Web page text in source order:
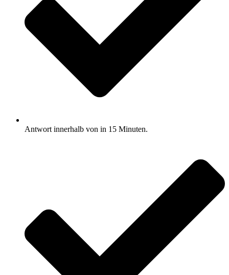
Antwort innerhalb von in 15 Minuten.